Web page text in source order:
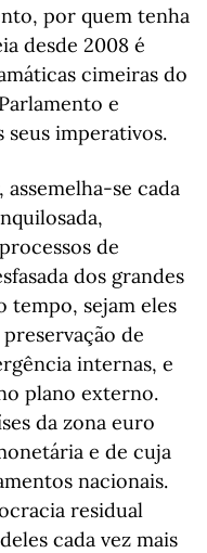
por quem tenha
desde 2008 é
cimeiras do
e
seus imperativos.
se cada
de
dos grandes
tempo, sejam eles
de
internas, e
plano externo.
da zona euro
e de cuja
nacionais.
residual
cada vez mais